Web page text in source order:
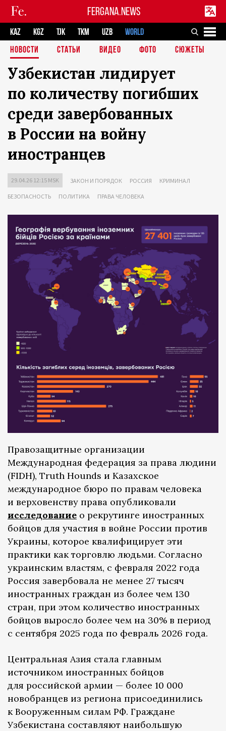
FERGANA.NEWS
KAZ KGZ TJK TKM UZB
WORLD
НОВОСТИ
СТАТЬИ ВИДЕО ФОТО СЮЖЕТЫ
Узбекистан лидирует
по количеству погибших
среди завербованных
в России на войну
иностранцев
29.04.26 12:15 MSK ЗАКОН И ПОРЯДОК РОССИЯ КРИМИНАЛ
БЕЗОПАСНОСТЬ ПОЛИТИКА ПРАВА ЧЕЛОВЕКА
Правозащитные организации
Международная федерация за права людини
(FIDH), Truth Hounds и Казахское
международное бюро по правам человека
и верховенству права опубликовали
исследование о рекрутинге иностранных
бойцов для участия в войне России против
Украины, которое квалифицирует эти
практики как торговлю людьми. Согласно
украинским властям, с февраля 2022 года
Россия завербовала не менее 27 тысяч
иностранных граждан из более чем 130
стран, при этом количество иностранных
бойцов выросло более чем на 30% в период
с сентября 2025 года по февраль 2026 года.
Центральная Азия стала главным
источником иностранных бойцов
для российской армии — более 10 000
новобранцев из региона присоединились
к Вооруженным силам РФ. Граждане
Узбекистана составляют наибольшую